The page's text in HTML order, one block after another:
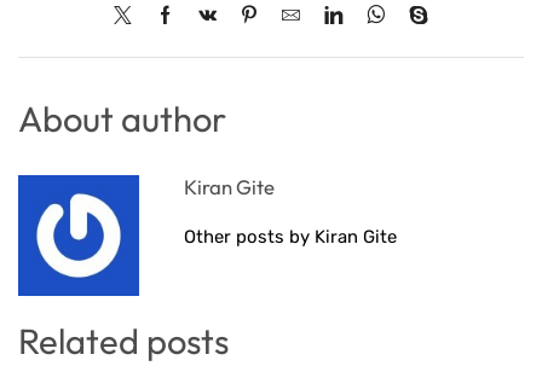
About author
Kiran Gite
Other posts by Kiran Gite
Related posts